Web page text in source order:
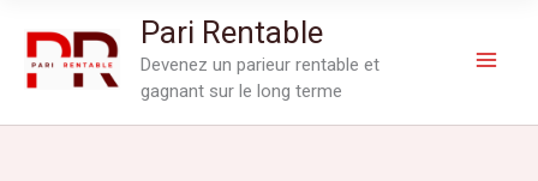
contenu
Pari Rentable
Devenez un parieur rentable et
gagnant sur le long terme